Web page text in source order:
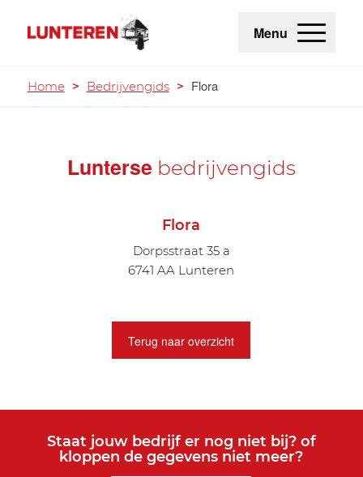
Menu
Home > Bedrijvengids > Flora
Lunterse bedrijvengids
Flora
Dorpsstraat 35 a
6741 AA Lunteren
Terug naar overzicht
Staat jouw bedrijf er nog niet bij? of
kloppen de gegevens niet meer?